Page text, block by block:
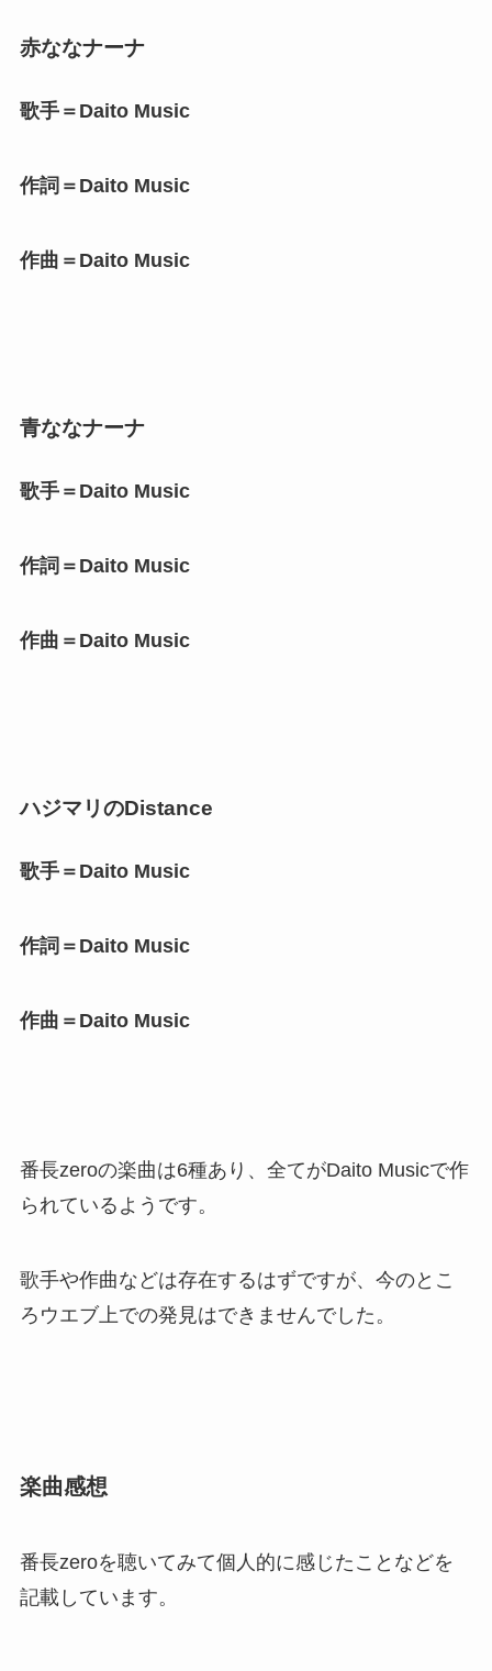
赤ななナーナ
歌手＝Daito Music
作詞＝Daito Music
作曲＝Daito Music
青ななナーナ
歌手＝Daito Music
作詞＝Daito Music
作曲＝Daito Music
ハジマリのDistance
歌手＝Daito Music
作詞＝Daito Music
作曲＝Daito Music
番長zeroの楽曲は6種あり、全てがDaito Musicで作
られているようです。
歌手や作曲などは存在するはずですが、今のとこ
ろウエブ上での発見はできませんでした。
楽曲感想
番長zeroを聴いてみて個人的に感じたことなどを
記載しています。